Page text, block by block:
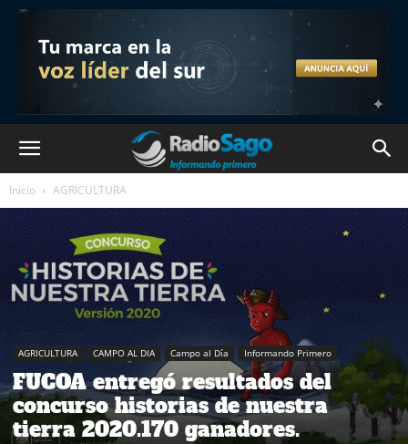
Inicio AGRICULTURA
AGRICULTURA CAMPO AL DIA Campo al Día Informando Primero
FUCOA entregó resultados del
concurso historias de nuestra
tierra 2020.170 ganadores.